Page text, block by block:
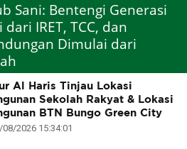
Sani: Bentengi Generasi
dari IRET, TCC, dan
Dimulai dari
Al Haris Tinjau Lokasi
Sekolah Rakyat & Lokasi
BTN Bungo Green City
2026 15:34:01